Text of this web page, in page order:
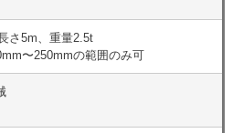
さ5m、重量2.5t
〜250mmの範囲のみ可